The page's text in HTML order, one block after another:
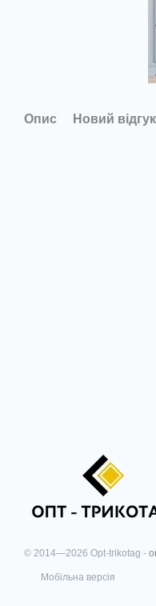
Опис Новий
© 2014—2026 Opt-trikotag -
Мобільна версія